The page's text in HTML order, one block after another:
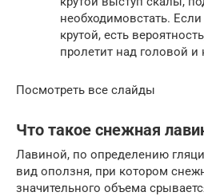
необходимовстать.
крутой, есть
пролетит над головой и
Посмотреть все слайды
Что такое снежная
Лавиной, по определению
вид оползня, при котором
значительного объема